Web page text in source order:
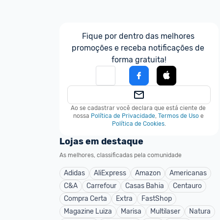
Fique por dentro das melhores
promoções e receba notificações de
forma gratuita!
Ao se cadastrar você declara que está ciente de
nossa Política de Privacidade, Termos de Uso e
Política de Cookies.
Lojas em destaque
As melhores, classificadas pela comunidade
Adidas AliExpress Amazon
Americanas
C&A
Carrefour Casas Bahia
Centauro
Compra Certa
Extra
FastShop
Magazine Luiza
Marisa Multilaser
Natura